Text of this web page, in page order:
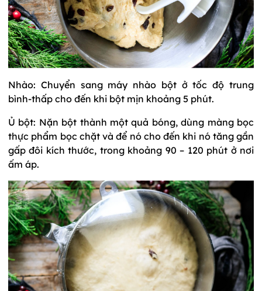
Nhào: Chuyển sang máy nhào bột ở tốc độ trung
bình-thấp cho đến khi bột mịn khoảng 5 phút.
Ủ bột: Nặn bột thành một quả bóng, dùng màng bọc
thực phẩm bọc chặt và để nó cho đến khi nó tăng gần
gấp đôi kích thước, trong khoảng 90 – 120 phút ở nơi
ấm áp.